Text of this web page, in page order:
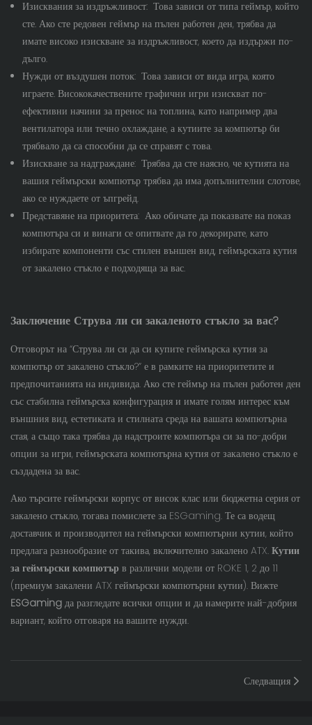
Изисквания за издръжливост: Това зависи от типа геймър, който
сте. Ако сте редовен геймър на пълен работен ден, трябва да
имате високо изискване за издръжливост, което да издържи по-
дълго.
Нужди от въздушен поток: Това зависи от вида игра, която
играете. Висококачествените графични игри изискват по-
ефективни начини за пренос на топлина, като например два
вентилатора или течно охлаждане, а кутиите за компютър би
трябвало да са способни да се справят с това.
Изискване за надграждане: Трябва да сте наясно, че кутията на
вашия геймърски компютър трябва да има допълнителни слотове,
ако се нуждаете от ъпгрейд.
Представяне на приоритета: Ако обичате да показвате на показ
компютъра си и винаги се опитвате да го декорирате, като
избирате компоненти със стилен външен вид, геймърската кутия
от закалено стъкло е подходяща за вас.
Заключение Струва ли си закаленото стъкло за вас?
Отговорът на “Струва ли си да си купите геймърска кутия за
компютър от закалено стъкло?” е в рамките на приоритетите и
предпочитанията на индивида. Ако сте геймър на пълен работен ден
със стабилна геймърска конфигурация и имате голям интерес към
външния вид, естетиката и стилната среда на вашата компютърна
стая, а също така трябва да надстроите компютъра си за по-добри
опции за игри, геймърската компютърна кутия от закалено стъкло е
създадена за вас.
Ако търсите геймърски корпус от висок клас или бюджетна серия от
закалено стъкло, тогава помислете за ESGaming. Те са водещ
доставчик и производител на геймърски компютърни кутии, който
предлага разнообразие от такива, включително закалено ATX. Кутии
за геймърски компютър в различни модели от ROKE 1, 2 до 11
(премиум закалени ATX геймърски компютърни кутии). Вижте
ESGaming да разгледате всички опции и да намерите най-добрия
вариант, който отговаря на вашите нужди.
Следващия